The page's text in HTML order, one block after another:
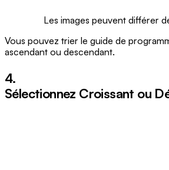
Les images peuvent différer
Vous pouvez trier le guide de
ascendant ou descendant.
4.
Sélectionnez Croissant ou